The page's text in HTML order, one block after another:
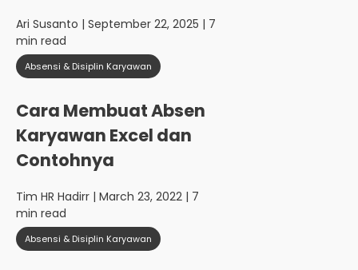
Ari Susanto | September 22, 2025 | 7
min read
Absensi & Disiplin Karyawan
Cara Membuat Absen
Karyawan Excel dan
Contohnya
Tim HR Hadirr | March 23, 2022 | 7
min read
Absensi & Disiplin Karyawan